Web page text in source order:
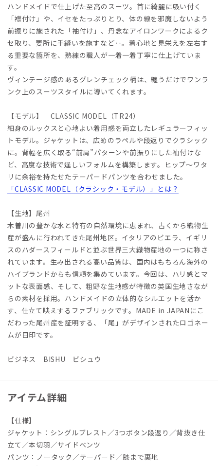
ハンドメイドで仕上げた至高のスーツ。首に綺麗に吸い付く
「襟付け」や、イセをたっぷりとり、体の線を邪魔しないよう
前振りに施された「袖付け」、丹念なアイロンワークによるク
セ取り、要所に手縫いを施すなど‥。着心地と見栄えを左右す
る重要な箇所を、熟練の職人が一着一着丁寧に仕上げていま
す。
ヴィンテージ感のあるグレンチェック柄は、纏うだけでワンラ
ンク上のスーツスタイルに導いてくれます。
【モデル】 CLASSIC MODEL（TR24）
細身のルックスと心地よい着用感を両立したレギュラーフィッ
トモデル。ジャケットは、広めのラペルや段返りでクラシック
に。背幅を広く取る“前肩”パターンや前振りにした袖付けな
ど、高度な技術で逞しいフォルムを構築します。ヒップ～ワタ
リに余裕を持たせたテーパードパンツを合わせました。
「CLASSIC MODEL（クラシック・モデル）」とは？
【生地】尾州
木曽川の豊かな水と特有の自然環境に恵まれ、古くから織物生
産が盛んに行われてきた尾州地区。イタリアのビエラ、イギリ
スのハダースフィールドと並ぶ世界三大織物産地の一つに称さ
れています。生み出される高い品質は、国内はもちろん海外の
ハイブランドからも信頼を集めています。今回は、ハリ感とマ
ットな表面感、そして、粗野な生地感が特徴の英国生地さなが
らの素材を採用。ハンドメイドの立体的なシルエットを活か
す、仕立て映えするファブリックです。MADE in JAPANにこ
だわった尾州産を証明する、「尾」がデザインされたロゴネー
ムが目印です。
ビジネス BISHU ビシュウ
アイテム詳細
【仕様】
ジャケット：シングルブレスト／3つボタン段返り／背抜き仕
立て／本切羽／サイドベンツ
パンツ：ノータック／テーパード／膝まで裏地